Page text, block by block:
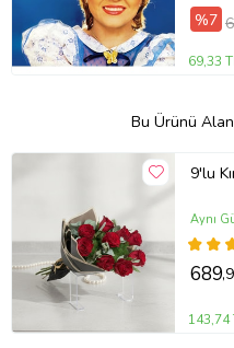
%7
69,33
Bu Ürünü
9'lu
Aynı
689
143,74